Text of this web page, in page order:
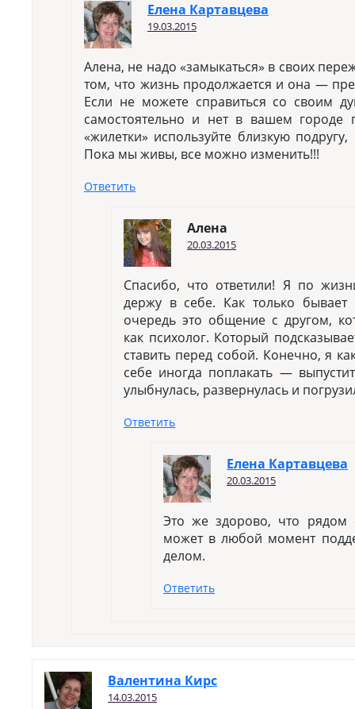
Елена Картавцева
19.03.2015
Алена, не надо «замыкаться» в своих
том, что жизнь продолжается и она —
Если не можете справиться со своим
самостоятельно и нет в вашем городе
«жилетки» используйте близкую
Пока мы живы, все можно изменить!!!
Ответить
Алена
20.03.2015
Спасибо, что ответили! Я по
держу в себе. Как только
очередь это общение с другом,
как психолог. Который
ставить перед собой. Конечно, я
себе иногда поплакать —
улыбнулась, развернулась и
Ответить
Елена Картавцева
20.03.2015
Это же здорово, что рядом
может в любой момент
делом.
Ответить
Валентина Кирс
14.03.2015